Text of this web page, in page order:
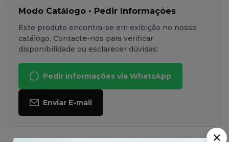
Modo Catálogo • Pedir Informações
Este produto encontra-se em exibição no nosso
catálogo. Contacte-nos para verificar
disponibilidade ou esclarecer dúvidas:
Pedir Informações via WhatsApp
Enviar E-mail